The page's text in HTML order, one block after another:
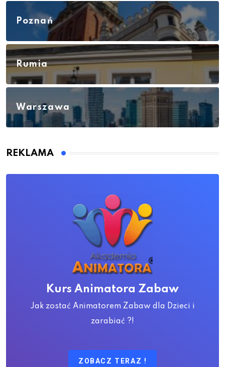
Poznań
Rumia
Warszawa
REKLAMA
Kurs Animatora Zabaw
Jak zostać Animatorem Zabaw dla Dzieci i
zarabiać ?!
ZOBACZ TERAZ !